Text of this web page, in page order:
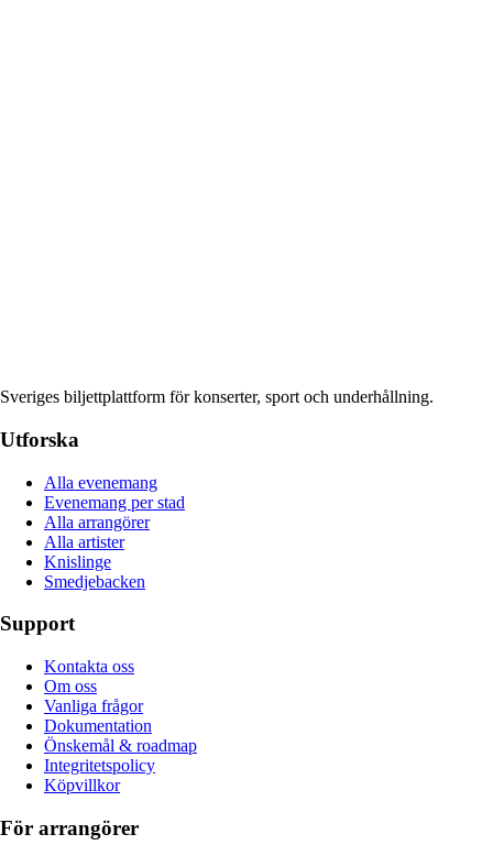
Sveriges biljettplattform för konserter, sport och underhållning.
Utforska
Alla evenemang
Evenemang per stad
Alla arrangörer
Alla artister
Knislinge
Smedjebacken
Support
Kontakta oss
Om oss
Vanliga frågor
Dokumentation
Önskemål & roadmap
Integritetspolicy
Köpvillkor
För arrangörer